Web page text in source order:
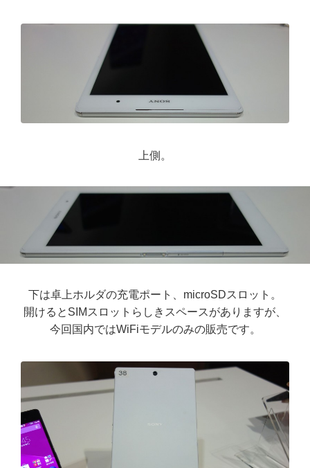
上側。
下は卓上ホルダの充電ポート、microSDスロット。
開けるとSIMスロットらしきスペースがありますが、
今回国内ではWiFiモデルのみの販売です。